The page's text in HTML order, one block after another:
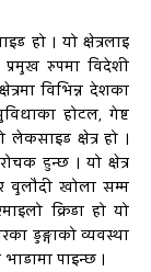
हो । यो क्षेत्रलाइ
रुपमा विदेशी
विभिन्न देशका
होटल, गेष्ट
क्षेत्र हो ।
हुन्छ । यो क्षेत्र
वुलौदी खोला सम्म
क्रिडा हो यो
डुङ्गाको व्यवस्था
पाइन्छ ।